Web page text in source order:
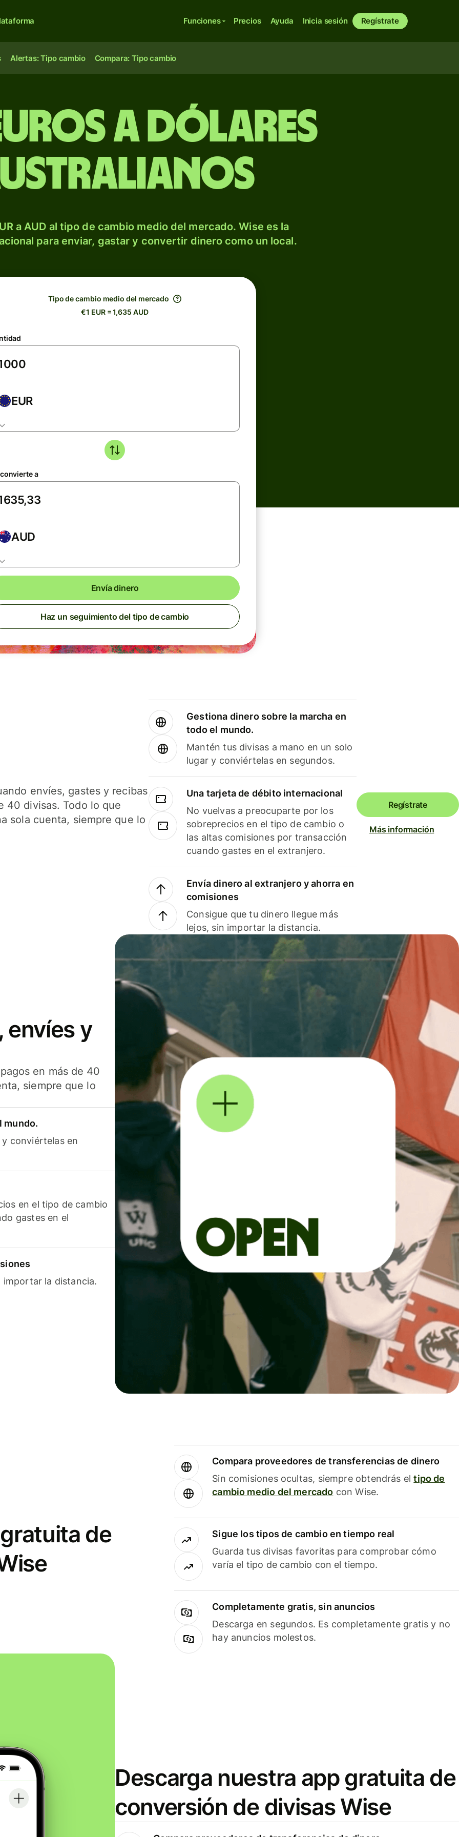
Funciones Precios Ayuda Inicia sesión Regístrate
Alertas: Tipo cambio Compara: Tipo cambio
a dólares
a AUD al tipo de cambio medio del mercado. Wise es la
para enviar, gastar y convertir dinero como un local.
Tipo de cambio medio del mercado
€1 EUR = 1,635 AUD
EUR
a
AUD
Envía dinero
Haz un seguimiento del tipo de cambio
envíes, gastes y recibas
40 divisas. Todo lo que
sola cuenta, siempre que lo
Gestiona dinero sobre la marcha en
todo el mundo.
Mantén tus divisas a mano en un solo
lugar y conviértelas en segundos.
Una tarjeta de débito internacional
No vuelvas a preocuparte por los
sobreprecios en el tipo de cambio o
las altas comisiones por transacción
cuando gastes en el extranjero.
Envía dinero al extranjero y ahorra en
comisiones
Consigue que tu dinero llegue más
lejos, sin importar la distancia.
Regístrate
Más información
envíes y
en más de 40
siempre que lo
mundo.
conviértelas en
en el tipo de cambio
gastes en el
importar la distancia.
de
Compara proveedores de transferencias de dinero
Sin comisiones ocultas, siempre obtendrás eltipo de
cambio medio del mercado con Wise.
Sigue los tipos de cambio en tiempo real
Guarda tus divisas favoritas para comprobar cómo
varía el tipo de cambio con el tiempo.
Completamente gratis, sin anuncios
Descarga en segundos. Es completamente gratis y no
hay anuncios molestos.
Descarga nuestra app gratuita de
conversión de divisas Wise